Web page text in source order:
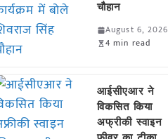
चौहान
August 6, 2026
4 min read
आईसीएआर ने
विकसित किया
अफ्रीकी स्वाइन